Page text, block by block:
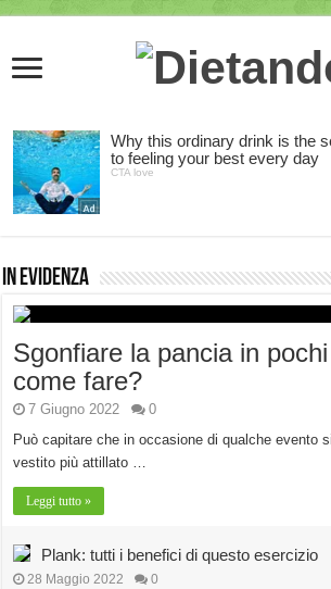
In Evidenza
Sgonfiare la pancia in
come fare?
7 Giugno 2022
0
Può capitare che in occasione di qualche evento
vestito più attillato …
Leggi tutto »
Plank: tutti i benefici di questo esercizio
28 Maggio 2022 0